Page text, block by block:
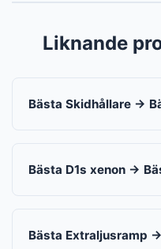
Liknande
Bästa Skidhållare →
Bästa D1s xenon →
Bästa Extraljusramp